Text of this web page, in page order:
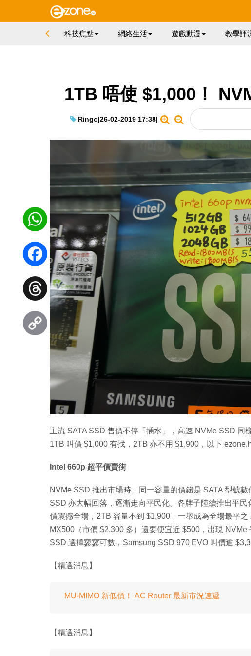
科技焦點 網絡生活 遊戲動漫 教學評
1TB 唔使 $1,000！
|Ringo|26-02-2019 17:38|
主流 SATA SSD 售價不停「插水」，高速 NVMe SSD 同
1TB 叫價 $1,000 有找，2TB 亦不用 $1,900，以下
Intel 660p 超平價賣街
NVMe SSD 推出市場時，同一容量的價錢是 SATA 型號
SSD 亦大幅回落，逐漸走向平民化。各牌子陸續推出平
價震撼全場，2TB 容量不到 $1,900，一舉成為全場最平
MX500（市價 $2,300 多）還要便宜近 $500，出現
SSD 選擇寥寥可數，Samsung SSD 970 EVO 叫價逾
【精選消息】
MU-MIMO 新低價！ AC Router 最新市況速遞
【精選消息】
WhatsApp
Facebook
Threads
Copy